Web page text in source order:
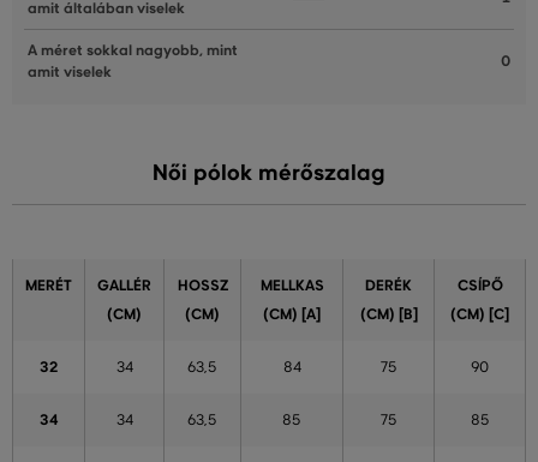
amit általában viselek
A méret sokkal nagyobb, mint
amit viselek
0
Női pólok mérőszalag
MERÉT
GALLÉR
(CM)
HOSSZ
(CM)
MELLKAS
(CM) [A]
DERÉK
(CM) [B]
CSÍPŐ
(CM) [C]
32 34 63,5 84 75 90
34 34 63,5 85 75 85